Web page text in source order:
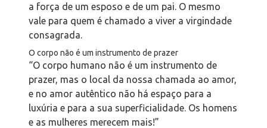
a força de um esposo e de um pai. O mesmo
vale para quem é chamado a viver a virgindade
consagrada.
O corpo não é um instrumento de prazer
“O corpo humano não é um instrumento de
prazer, mas o local da nossa chamada ao amor,
e no amor autêntico não há espaço para a
luxúria e para a sua superficialidade. Os homens
e as mulheres merecem mais!”